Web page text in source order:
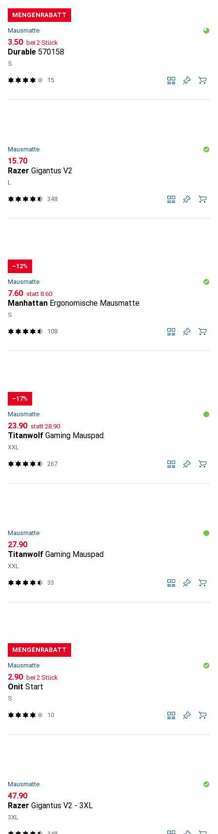
MENGENRABATT
Mausmatte
CHF
3.50 bei 2 Stück
Durable 570158
S
15
Mausmatte
CHF
15.70
Razer Gigantus V2
L
348
−12%
Mausmatte
CHF
7.60 statt CHF
8.60
Manhattan Ergonomische Mausmatte
S
108
−17%
Mausmatte
CHF
23.90 statt CHF
28.90
Titanwolf Gaming Mauspad
XXL
267
Mausmatte
CHF
27.90
Titanwolf Gaming Mauspad
XXL
33
MENGENRABATT
Mausmatte
CHF
2.90 bei 2 Stück
Onit Start
S
10
Mausmatte
CHF
47.90
Razer Gigantus V2 - 3XL
3XL